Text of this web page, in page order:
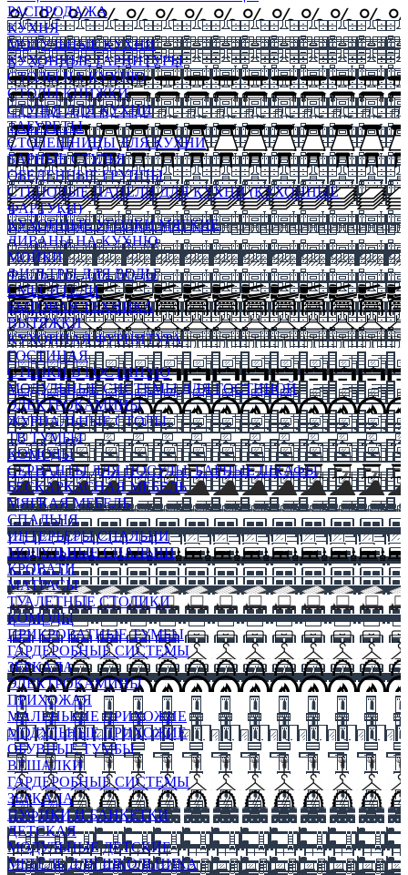
РАСПРОДАЖА
КУХНЯ
МОДУЛЬНЫЕ КУХНИ
КУХОННЫЕ ГАРНИТУРЫ
СТОЛЫ НА КУХНЮ
СТОЛЫ КНИЖКИ
СТУЛЬЯ ДЛЯ КУХНИ
ТАБУРЕТЫ
СТОЛЕШНИЦЫ ДЛЯ КУХНИ
БАРНЫЕ СТУЛЬЯ
ОБЕДЕННЫЕ ГРУППЫ
СТЕНОВЫЕ ПАНЕЛИ ДЛЯ КУХНИ (КУХОННЫЕ
ФАРТУКИ)
КУХОННЫЕ УГОЛКИ МЯГКИЕ
ДИВАНЫ НА КУХНЮ
МОЙКИ
ФИЛЬТРЫ ДЛЯ ВОДЫ
СМЕСИТЕЛИ
БЫТОВАЯ ТЕХНИКА
ВЫТЯЖКИ
КУХОННАЯ ФУРНИТУРА
ГОСТИНАЯ
СТЕНКИ В ГОСТИНУЮ
МОДУЛЬНЫЕ СИСТЕМЫ ДЛЯ ГОСТИНОЙ
ЭЛЕКТРОКАМИНЫ
ЖУРНАЛЬНЫЕ СТОЛЫ
ТВ ТУМБЫ
КОМОДЫ
СЕРВАНТЫ ДЛЯ ПОСУДЫ, БАРНЫЕ ШКАФЫ
БЕСКАРКАСНАЯ МЕБЕЛЬ
МЯГКАЯ МЕБЕЛЬ
СПАЛЬНЯ
ИНТЕРЬЕРЫ СПАЛЬНИ
МОДУЛЬНЫЕ СПАЛЬНИ
КРОВАТИ
МАТРАСЫ
ТУАЛЕТНЫЕ СТОЛИКИ
КОМОДЫ
ПРИКРОВАТНЫЕ ТУМБЫ
ГАРДЕРОБНЫЕ СИСТЕМЫ
ЗЕРКАЛА
ЭЛЕКТРОКАМИНЫ
ПРИХОЖАЯ
МАЛЕНЬКИЕ ПРИХОЖИЕ
МОДУЛЬНЫЕ ПРИХОЖИЕ
ОБУВНЫЕ ТУМБЫ
ВЕШАЛКИ
ГАРДЕРОБНЫЕ СИСТЕМЫ
ЗЕРКАЛА
ПУФИКИ И БАНКЕТКИ
ДЕТСКАЯ
МОДУЛЬНЫЕ ДЕТСКИЕ
МЕБЕЛЬ ДЛЯ ШКОЛЬНИКА